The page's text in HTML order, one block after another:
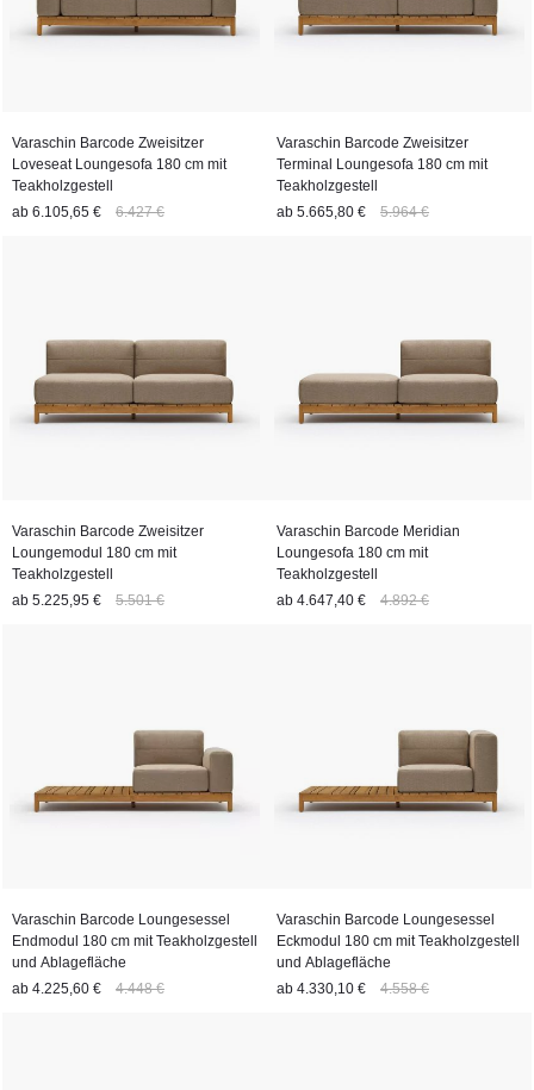
Varaschin Barcode Zweisitzer
Loveseat Loungesofa 180 cm mit
Teakholzgestell
ab 6.105,65 € 6.427 €
Varaschin Barcode Zweisitzer
Terminal Loungesofa 180 cm mit
Teakholzgestell
ab 5.665,80 € 5.964 €
Varaschin Barcode Zweisitzer
Loungemodul 180 cm mit
Teakholzgestell
ab 5.225,95 € 5.501 €
Varaschin Barcode Meridian
Loungesofa 180 cm mit
Teakholzgestell
ab 4.647,40 € 4.892 €
Varaschin Barcode Loungesessel
Endmodul 180 cm mit Teakholzgestell
und Ablagefläche
ab 4.225,60 € 4.448 €
Varaschin Barcode Loungesessel
Eckmodul 180 cm mit Teakholzgestell
und Ablagefläche
ab 4.330,10 € 4.558 €